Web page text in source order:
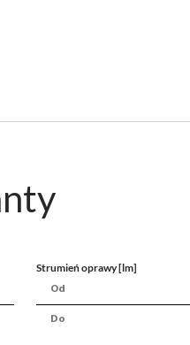
Strumień oprawy [lm]